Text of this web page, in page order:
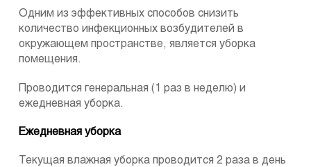
Одним из эффективных способов снизить
количество инфекционных возбудителей в
окружающем пространстве, является уборка
помещения.
Проводится генеральная (1 раз в неделю) и
ежедневная уборка.
Ежедневная уборка
Текущая влажная уборка проводится 2 раза в день